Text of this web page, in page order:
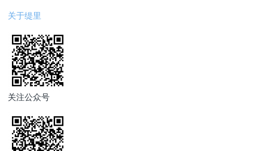
关于缇里
关注公众号